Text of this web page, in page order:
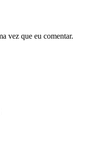
vez que eu comentar.